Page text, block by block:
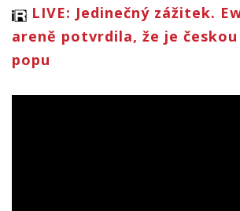
LIVE: Jedinečný zážitek.
areně potvrdila, že je
popu